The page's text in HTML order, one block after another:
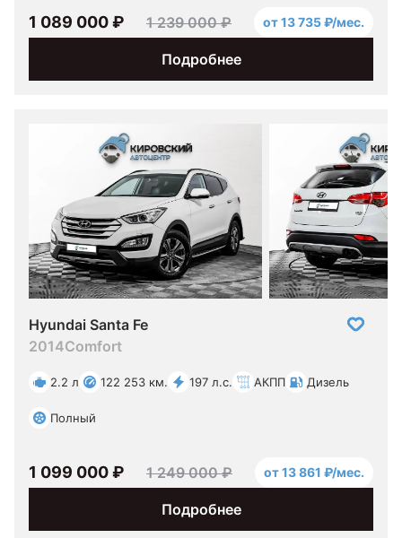
Подробнее
1 089 000 ₽ 1 239 000 ₽ от 13 735 ₽/мес.
Hyundai Santa Fe
2014Comfort
2.2 л 122 253 км. 197 л.с. АКПП Дизель
Полный
Подробнее
1 099 000 ₽ 1 249 000 ₽ от 13 861 ₽/мес.